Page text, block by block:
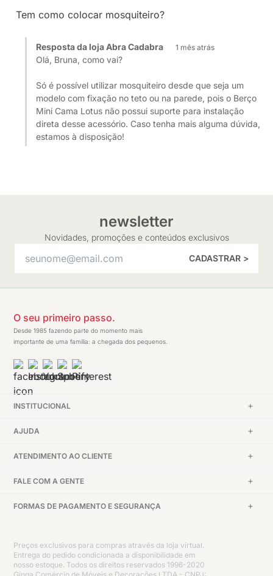
Tem como colocar mosquiteiro?
Resposta da loja Abra Cadabra 1 mês atrás
Olá, Bruna, como vai?
Só é possível utilizar mosquiteiro desde que seja um
modelo com fixação no teto ou na parede, pois o Berço
Mini Cama Lotus não possui suporte para instalação
direta desse acessório. Caso tenha mais alguma dúvida,
estamos à disposição!
newsletter
Novidades, promoções e conteúdos exclusivos
CADASTRAR >
O seu primeiro passo.
Desde 1985 fazendo parte do momento mais
importante de uma família: a chegada dos pequenos.
INSTITUCIONAL
AJUDA
ATENDIMENTO AO CLIENTE
FALE COM A GENTE
FORMAS DE PAGAMENTO E SEGURANÇA
Preços exclusivos para compras através da loja virtual.
Entrega do pedido condicionada a disponibilidade em
nosso estoque. Todos os direitos reservados 1996-2020